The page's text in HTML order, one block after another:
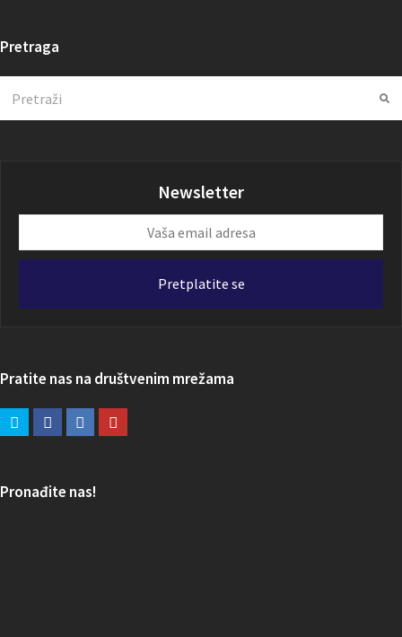
Pretraga
Newsletter
email
Pretplatite se
Pratite nas na društvenim mrežama
Pronađite nas!